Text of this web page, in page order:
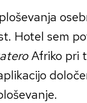
Hotel sem
Afriko pri